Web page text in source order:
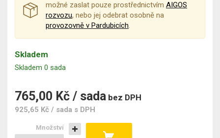
možné zaslat pouze prostřednictvím AIGOS
rozvozu, nebo jej odebrat osobně na
provozovně v Pardubicích.
Skladem
Skladem 0 sada
765,00 Kč / sada bez DPH
925,65 Kč / sada s DPH
Množství